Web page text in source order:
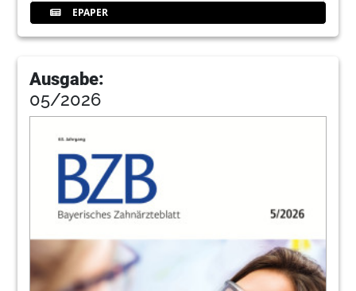
27GOZ aktuell: Implantologie/ Chirurgie
Referent Honorierungssysteme der BLZK, Dr.
Bernd G. Rehberg, Vorstandsmitglied und
Referent für Gebührenordnung der DGZMK
„Fast bis zur letzten Minute“ – Silvester,
23.57 Uhr: Letzte Abrechnung an die KZVB
übermittelt
Dr. Maximilian Wimmer, Geschäftsbereich
Abrechnung und Honorarverteilung
34 Unternehmen Zahnarztpraxis – Teil 10:
Praxisformen für die Niederlassung
Dr. Matthias Rothammer, Murnau am Staffelsee
EPAPER
Ausgabe:
05/2026